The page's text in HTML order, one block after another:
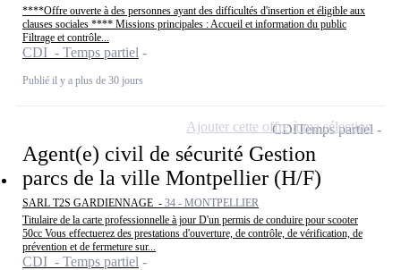
****Offre ouverte à des personnes ayant des difficultés d'insertion et éligible aux
clauses sociales **** Missions principales : Accueil et information du public
Filtrage et contrôle...
CDI - Temps partiel
Publié il y a plus de 30 jours
Agent(e) civil de sécurité Gestion
parcs de la ville Montpellier (H/F)
SARL T2S GARDIENNAGE - 34 - MONTPELLIER
Titulaire de la carte professionnelle à jour D'un permis de conduire pour scooter
50cc Vous effectuerez des prestations d'ouverture, de contrôle, de vérification, de
prévention et de fermeture sur...
CDI - Temps partiel
CDITemps partiel
Ajouter cette offre à ma sélection